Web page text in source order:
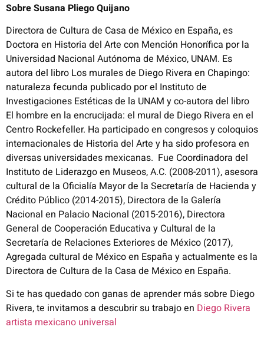
Sobre Susana Pliego Quijano
Directora de Cultura de Casa de México en España, es
Doctora en Historia del Arte con Mención Honorífica por la
Universidad Nacional Autónoma de México, UNAM. Es
autora del libro Los murales de Diego Rivera en Chapingo:
naturaleza fecunda publicado por el Instituto de
Investigaciones Estéticas de la UNAM y co-autora del libro
El hombre en la encrucijada: el mural de Diego Rivera en el
Centro Rockefeller. Ha participado en congresos y coloquios
internacionales de Historia del Arte y ha sido profesora en
diversas universidades mexicanas. Fue Coordinadora del
Instituto de Liderazgo en Museos, A.C. (2008-2011), asesora
cultural de la Oficialía Mayor de la Secretaría de Hacienda y
Crédito Público (2014-2015), Directora de la Galería
Nacional en Palacio Nacional (2015-2016), Directora
General de Cooperación Educativa y Cultural de la
Secretaría de Relaciones Exteriores de México (2017),
Agregada cultural de México en España y actualmente es la
Directora de Cultura de la Casa de México en España.
Si te has quedado con ganas de aprender más sobre Diego
Rivera, te invitamos a descubrir su trabajo en Diego Rivera
artista mexicano universal